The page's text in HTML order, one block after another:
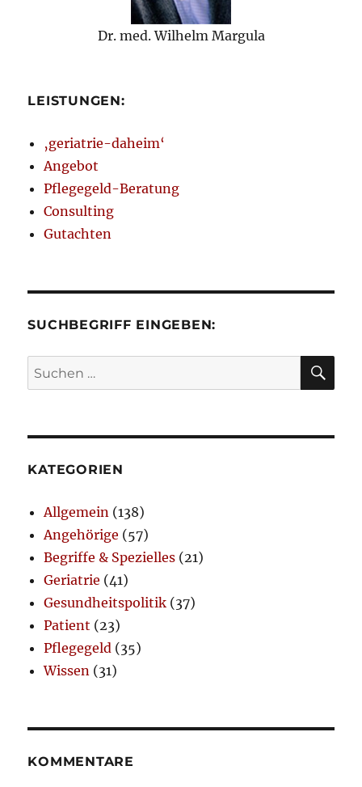
Dr. med. Wilhelm Margula
LEISTUNGEN:
‚geriatrie-daheim‘
Angebot
Pflegegeld-Beratung
Consulting
Gutachten
SUCHBEGRIFF EINGEBEN:
Suchen
nach:
KATEGORIEN
Allgemein (138)
Angehörige (57)
Begriffe & Spezielles (21)
Geriatrie (41)
Gesundheitspolitik (37)
Patient (23)
Pflegegeld (35)
Wissen (31)
KOMMENTARE